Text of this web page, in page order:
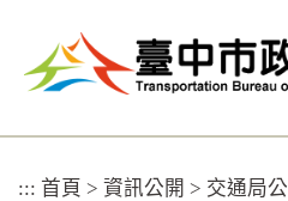
容
::: 首頁 > 資訊公開 > 交通局